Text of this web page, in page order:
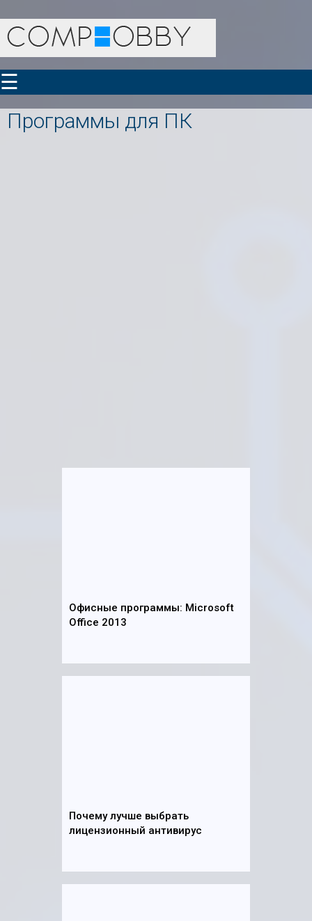
☰
Программы для ПК
Офисные программы: Microsoft
Office 2013
Почему лучше выбрать
лицензионный антивирус